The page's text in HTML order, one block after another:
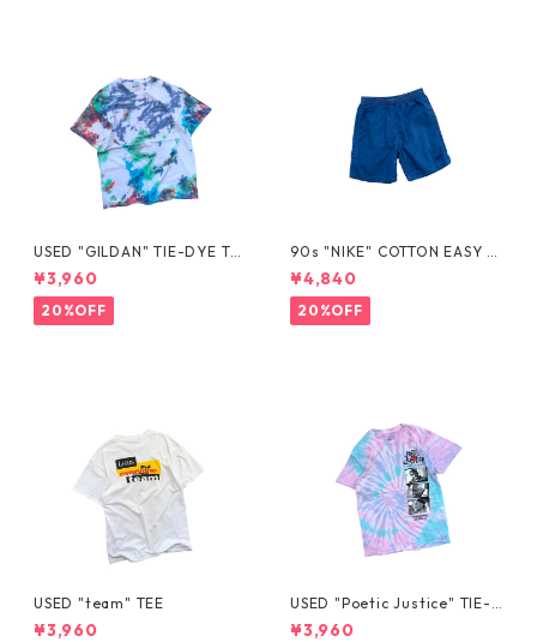
USED "GILDAN" TIE-DYE TE
E
¥3,960
20%OFF
90s "NIKE" COTTON EASY S
HORTS
¥4,840
20%OFF
USED "team" TEE
¥3,960
USED "Poetic Justice" TIE-D
YE TEE
¥3,960